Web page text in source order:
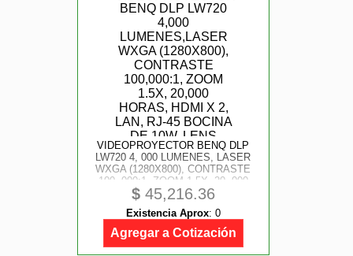
VIDEOPROYECTOR BENQ DLP
LW720 4, 000 LUMENES, LASER
WXGA (1280X800), CONTRASTE
100, 000:1, ZOOM 1.5X, 20, 000
HORAS, HDMI X 2, LAN, RJ-45
BOCINA DE 10W, LENS SHIFT
$ 45,216.36
Existencia Aprox: 0
Agregar a Cotización